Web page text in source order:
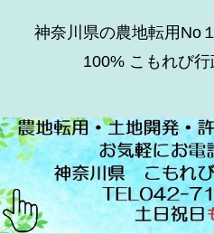
神奈川県の農地転用No
100% こもれび